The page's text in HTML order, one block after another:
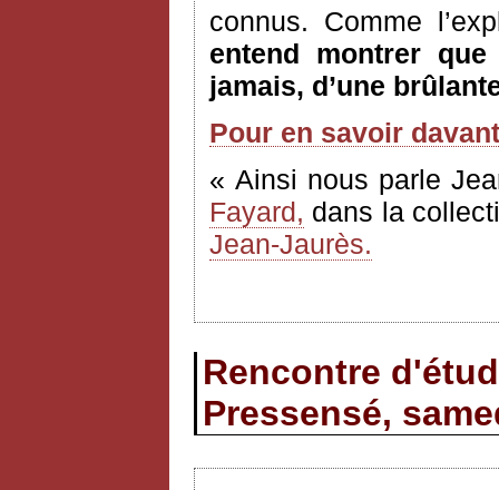
connus. Comme
entend montrer
jamais, d’une
Pour en savoir
« Ainsi nous parle
Fayard, dans la
Jean-Jaurès.
Rencontre
Pressensé,